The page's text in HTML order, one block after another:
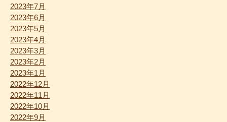
2023年7月
2023年6月
2023年5月
2023年4月
2023年3月
2023年2月
2023年1月
2022年12月
2022年11月
2022年10月
2022年9月